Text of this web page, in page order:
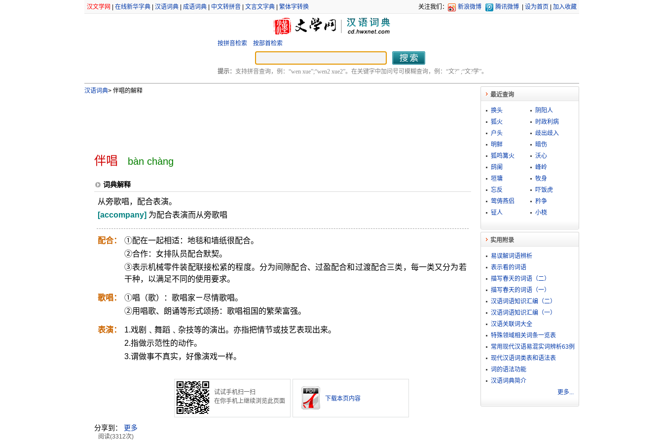
汉文学网 在线新华字典| 汉语词典| 成语词典| 中文转拼音| 文言文字典| 繁体字转换 关注我们： 新浪微博 腾讯微博 设为首页 加入收藏
按拼音检索 按部首检索
提示： 支持拼音查询，例：“wen xue”;“wen2 xue2”。在关键字中加问号可模糊查询，例：“文?” ;“文?学”。
汉语词典>伴唱的解释
伴唱 bàn chàng
词典解释
从旁歌唱，配合表演。
[accompany] 为配合表演而从旁歌唱
配合：
①配在一起相适：地毯和墙纸很配合。
②合作：女排队员配合默契。
③表示机械零件装配联接松紧的程度。分为间隙配合、过盈配合和过渡配合三类，每一类又分为若
干种，以满足不同的使用要求。
歌唱：
①唱（歌）：歌唱家ㄧ尽情歌唱。
②用唱歌、朗诵等形式颂扬：歌唱祖国的繁荣富强。
表演：
1.戏剧﹑舞蹈﹑杂技等的演出。亦指把情节或技艺表现出来。
2.指做示范性的动作。
3.谓做事不真实，好像演戏一样。
试试手机扫一扫
在你手机上继续浏览此页面
下载本页内容
分享到： 更多
阅读(3312次)
最近查询
换头
阴阳人
狐火
时政利病
户头
歧出歧入
明鲜
暗伤
狐鸣篝火
沃心
鸱阑
峰岭
垣墉
牧身
忘反
吓饭虎
莺俦燕侣
矜争
钲人
小桡
实用附录
易误解词语辨析
表示看的词语
描写春天的词语（二）
描写春天的词语（一）
汉语词语知识汇编（二）
汉语词语知识汇编（一）
汉语关联词大全
特殊领域相关词条一览表
常用现代汉语易混实词辨析63例
现代汉语词类表和语法表
词的语法功能
汉语词典简介
更多...